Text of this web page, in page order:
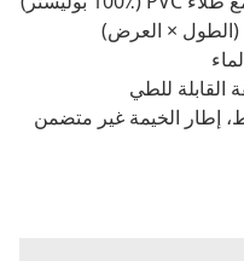
القابلة للطي
الخيمة غير متضمن